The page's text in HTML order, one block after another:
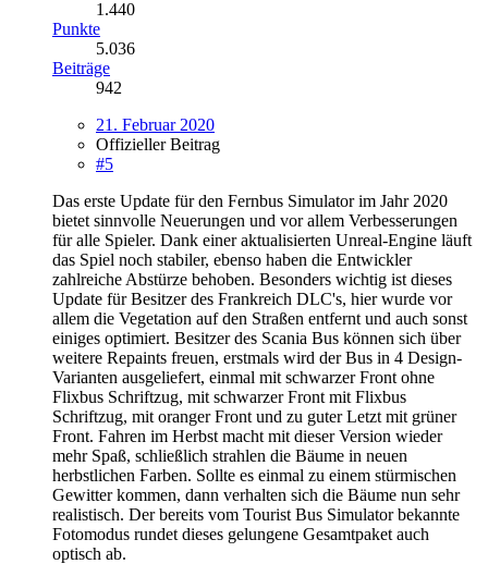
1.440
Punkte
5.036
Beiträge
942
21. Februar 2020
Offizieller Beitrag
#5
Das erste Update für den Fernbus Simulator im Jahr 2020
bietet sinnvolle Neuerungen und vor allem Verbesserungen
für alle Spieler. Dank einer aktualisierten Unreal-Engine läuft
das Spiel noch stabiler, ebenso haben die Entwickler
zahlreiche Abstürze behoben. Besonders wichtig ist dieses
Update für Besitzer des Frankreich DLC's, hier wurde vor
allem die Vegetation auf den Straßen entfernt und auch sonst
einiges optimiert. Besitzer des Scania Bus können sich über
weitere Repaints freuen, erstmals wird der Bus in 4 Design-
Varianten ausgeliefert, einmal mit schwarzer Front ohne
Flixbus Schriftzug, mit schwarzer Front mit Flixbus
Schriftzug, mit oranger Front und zu guter Letzt mit grüner
Front. Fahren im Herbst macht mit dieser Version wieder
mehr Spaß, schließlich strahlen die Bäume in neuen
herbstlichen Farben. Sollte es einmal zu einem stürmischen
Gewitter kommen, dann verhalten sich die Bäume nun sehr
realistisch. Der bereits vom Tourist Bus Simulator bekannte
Fotomodus rundet dieses gelungene Gesamtpaket auch
optisch ab.